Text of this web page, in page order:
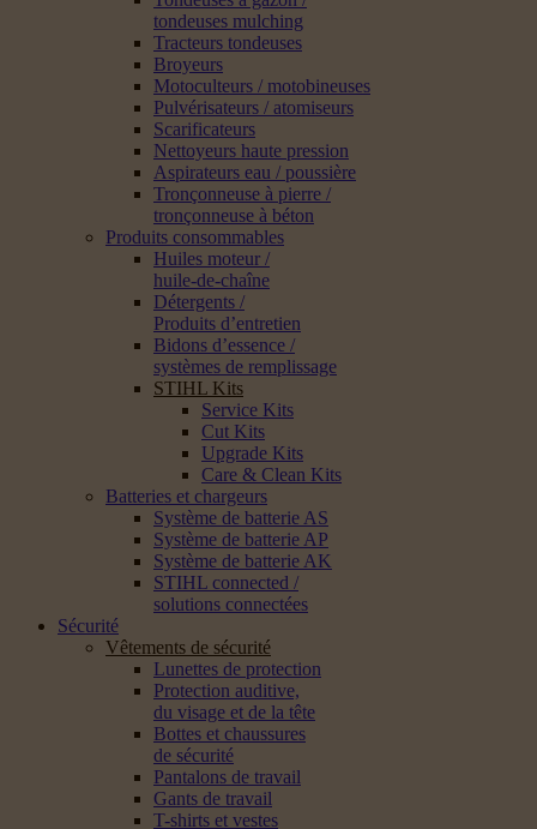
tondeuses mulching
Tracteurs tondeuses
Broyeurs
Motoculteurs / motobineuses
Pulvérisateurs / atomiseurs
Scarificateurs
Nettoyeurs haute pression
Aspirateurs eau / poussière
Tronçonneuse à pierre /
tronçonneuse à béton
Produits consommables
Huiles moteur /
huile-de-chaîne
Détergents /
Produits d’entretien
Bidons d’essence /
systèmes de remplissage
STIHL Kits
Service Kits
Cut Kits
Upgrade Kits
Care & Clean Kits
Batteries et chargeurs
Système de batterie AS
Système de batterie AP
Système de batterie AK
STIHL connected /
solutions connectées
Sécurité
Vêtements de sécurité
Lunettes de protection
Protection auditive,
du visage et de la tête
Bottes et chaussures
de sécurité
Pantalons de travail
Gants de travail
T-shirts et vestes